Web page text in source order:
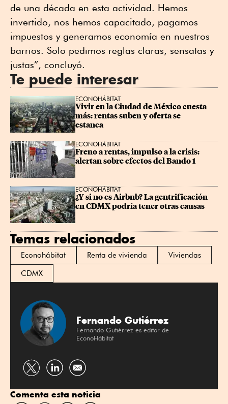
de una década en esta actividad. Hemos
invertido, nos hemos capacitado, pagamos
impuestos y generamos economía en nuestros
barrios. Solo pedimos reglas claras, sensatas y
justas”, concluyó.
Te puede interesar
ECONOHÁBITAT
Vivir en la Ciudad de México cuesta
más: rentas suben y oferta se
estanca
ECONOHÁBITAT
Freno a rentas, impulso a la crisis:
alertan sobre efectos del Bando 1
ECONOHÁBITAT
¿Y si no es Airbnb? La gentrificación
en CDMX podría tener otras causas
Temas relacionados
Econohábitat Renta de vivienda
Viviendas
CDMX
Fernando Gutiérrez
Fernando Gutiérrez es editor de
EconoHábitat
Compartir
Twitter
Compartir
Linkedin
Comenta esta noticia